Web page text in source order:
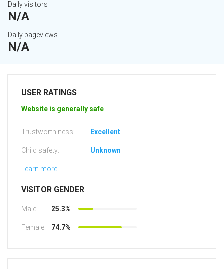
Daily visitors
N/A
Daily pageviews
N/A
USER RATINGS
Website is generally safe
Trustworthiness: Excellent
Child safety: Unknown
Learn more
VISITOR GENDER
Male: 25.3%
Female: 74.7%